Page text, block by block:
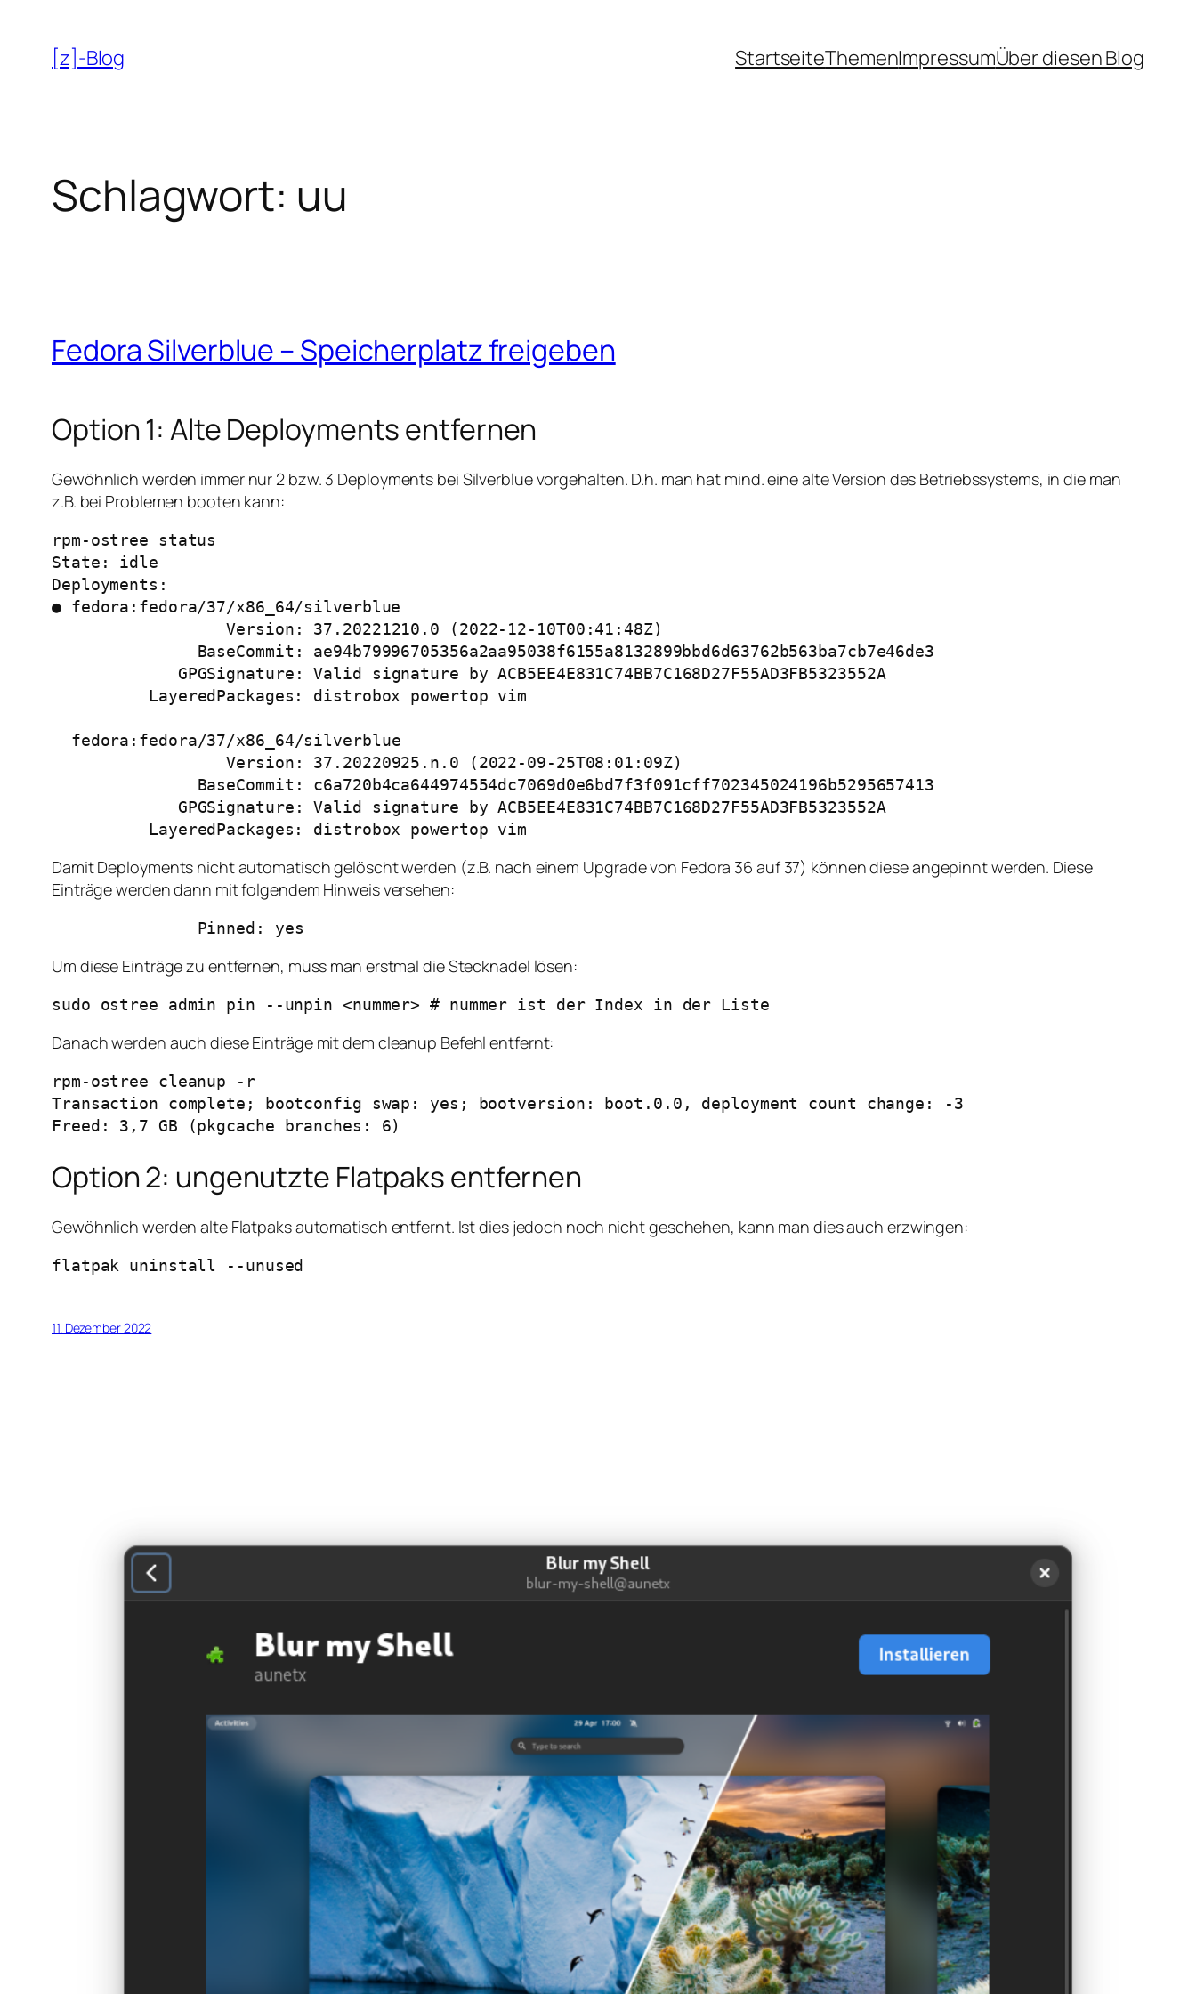
Inhalt
springen
[z]-Blog StartseiteThemenImpressumÜber diesen Blog
Schlagwort: uu
Fedora Silverblue – Speicherplatz freigeben
Option 1: Alte Deployments entfernen
Gewöhnlich werden immer nur 2 bzw. 3 Deployments bei Silverblue vorgehalten. D.h. man hat mind. eine alte Version des Betriebssystems, in die man
z.B. bei Problemen booten kann:
rpm-ostree status
State: idle
Deployments:
● fedora:fedora/37/x86_64/silverblue
                  Version: 37.20221210.0 (2022-12-10T00:41:48Z)
                  Version: 37.20220925.n.0 (2022-09-25T08:01:09Z)
          LayeredPackages: distrobox powertop vim
Damit Deployments nicht automatisch gelöscht werden (z.B. nach einem Upgrade von Fedora 36 auf 37) können diese angepinnt werden. Diese
Einträge werden dann mit folgendem Hinweis versehen:
               Pinned: yes
Um diese Einträge zu entfernen, muss man erstmal die Stecknadel lösen:
sudo ostree admin pin --unpin <nummer> # nummer ist der Index in der Liste
Danach werden auch diese Einträge mit dem cleanup Befehl entfernt:
rpm-ostree cleanup -r
Transaction complete; bootconfig swap: yes; bootversion: boot.0.0, deployment count change: -3
Freed: 3,7 GB (pkgcache branches: 6)
Option 2: ungenutzte Flatpaks entfernen
Gewöhnlich werden alte Flatpaks automatisch entfernt. Ist dies jedoch noch nicht geschehen, kann man dies auch erzwingen:
flatpak uninstall --unused
11. Dezember 2022